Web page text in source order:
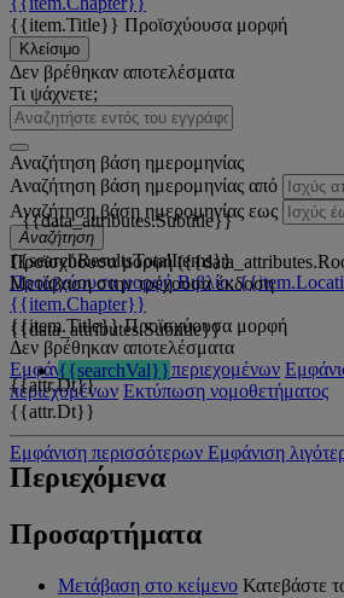
{{item.Title}} Προϊσχύουσα μορφή
Κλείσιμο
Δεν βρέθηκαν αποτελέσματα
Τι ψάχνετε;
Αναζήτηση βάση ημερομηνίας
Αναζήτηση βάση ημερομηνίας από
Αναζήτηση βάση ημερομηνίας εως
Αναζήτηση
{{searchResultsTotalItems}}
Προϊσχύουσα μορφή Βιβλίο:
{{item.Chapter}}
{{item.Title}} Προϊσχύουσα μορφή
Δεν βρέθηκαν αποτελέσματα
Εμφάνιση όλων των περιεχομένων
περιεχομένων Εκτύπωση νομοθετήματος
{{data_attributes.Subtitle}}
Προϊσχύουσα μορφή
Μετάβαση στην τρέχουσα έκδοση
{{data_attributes.Subtitle}}
{{searchVal}}
{{attr.Dt}}
Εμφάνιση περισσότερων Εμφάνιση
{{attr.Dt}}
Περιεχόμενα
Προσαρτήματα
Μετάβαση στο κείμενο Κατεβάστε